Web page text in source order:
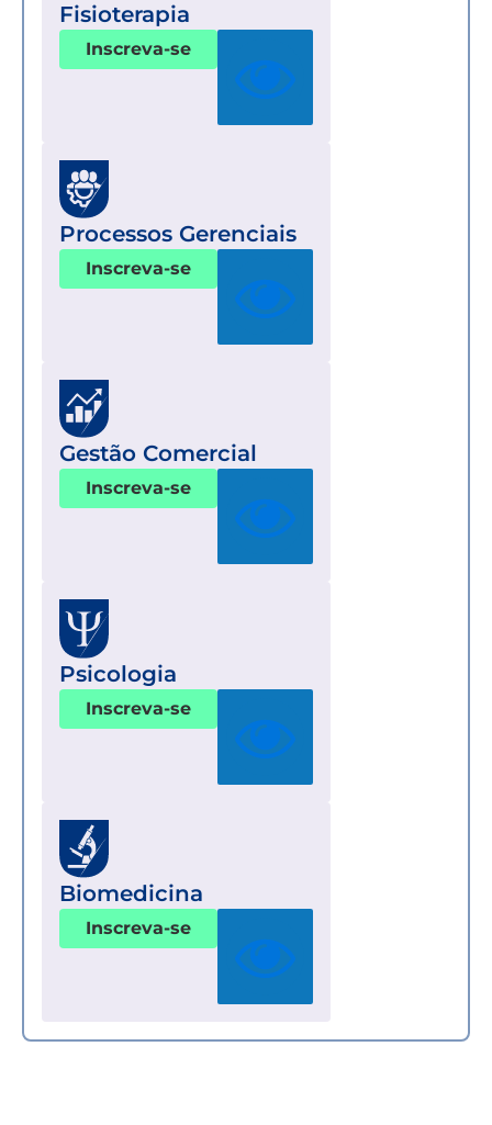
Fisioterapia
Inscreva-se
Processos Gerenciais
Inscreva-se
Gestão Comercial
Inscreva-se
Psicologia
Inscreva-se
Biomedicina
Inscreva-se